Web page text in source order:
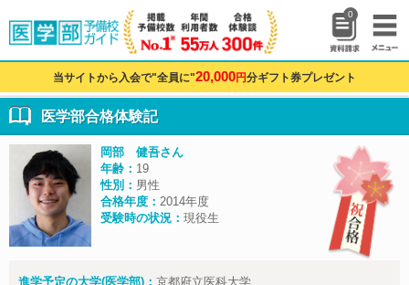
0
当サイトから入会で"全員に"20,000円分ギフト券プレゼント
医学部合格体験記
岡部 健吾さん
年齢： 19
性別： 男性
合格年度： 2014年度
受験時の状況： 現役生
進学予定の大学(医学部)： 京都府立医科大学